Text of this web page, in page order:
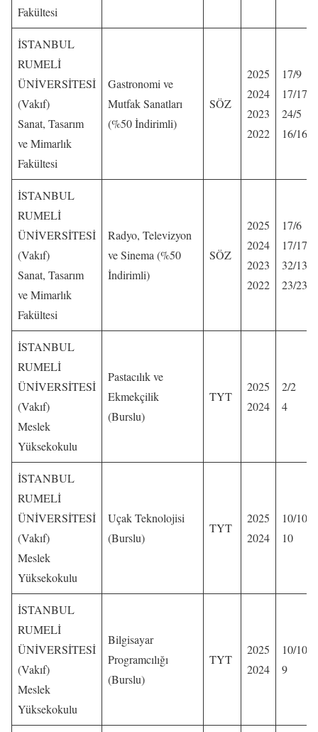
Fakültesi
İSTANBUL
RUMELİ
ÜNİVERSİTESİ
(Vakıf)
Sanat, Tasarım
ve Mimarlık
Fakültesi
Gastronomi ve
Mutfak Sanatları
(%50 İndirimli)
SÖZ
2025
2024
2023
2022
17/9
17/17
24/5
16/16
İSTANBUL
RUMELİ
ÜNİVERSİTESİ
(Vakıf)
Sanat, Tasarım
ve Mimarlık
Fakültesi
Radyo, Televizyon
ve Sinema (%50
İndirimli)
SÖZ
2025
2024
2023
2022
17/6
17/17
32/13
23/23
İSTANBUL
RUMELİ
ÜNİVERSİTESİ
(Vakıf)
Meslek
Yüksekokulu
Pastacılık ve
Ekmekçilik
(Burslu)
TYT
2025
2024
2/2
4
İSTANBUL
RUMELİ
ÜNİVERSİTESİ
(Vakıf)
Meslek
Yüksekokulu
Uçak Teknolojisi
(Burslu)
TYT
2025
2024
10/10
10
İSTANBUL
RUMELİ
ÜNİVERSİTESİ
(Vakıf)
Meslek
Yüksekokulu
Bilgisayar
Programcılığı
(Burslu)
TYT
2025
2024
10/10
9